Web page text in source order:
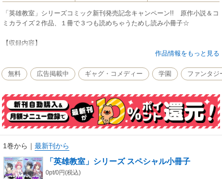
「英雄教室」シリーズコミック新刊発売記念キャンペーン!! 原作小説＆コ
ミカライズ２作品、１冊で３つも読めちゃうためし読み小冊子☆
【収録内容】
コミカライズ「英雄教室」
（原作：新木伸／作画：岸田こあら／キャラクター原案：森沢晴行）
コミカライズ「英雄教室 -ガールズミッション-」
（原作：新木伸／作画：満月シオン／キャラクター原案：森沢晴行）
作品情報をもっと見る
無料 広告掲載中 ギャグ・コメディー 学園 ファンタジ
1巻から ｜ 最新刊から
「英雄教室」シリーズ スペシャル小冊子
0pt/0円(税込)